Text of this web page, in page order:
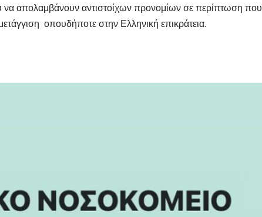
να απολαμβάνουν αντιστοίχων προνομίων σε περίπτωση που
οπουδήποτε στην Ελληνική επικράτεια.